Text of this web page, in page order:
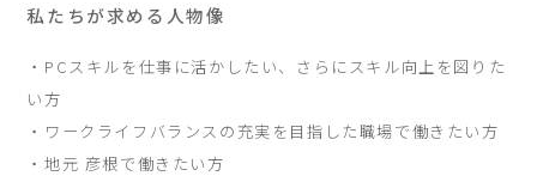
私たちが求める人物像
・PCスキルを仕事に活かしたい、さらにスキル向上を図りた
い方
・ワークライフバランスの充実を目指した職場で働きたい方
・地元 彦根で働きたい方